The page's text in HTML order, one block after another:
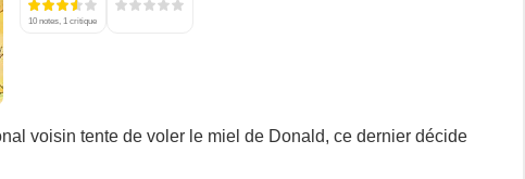
10 notes, 1 critique
voisin tente de voler le miel de Donald, ce dernier décide